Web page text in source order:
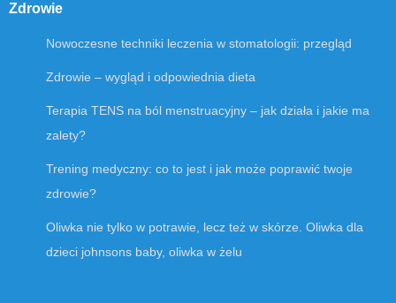
Zdrowie
Nowoczesne techniki leczenia w stomatologii: przegląd
Zdrowie – wygląd i odpowiednia dieta
Terapia TENS na ból menstruacyjny – jak działa i jakie ma
zalety?
Trening medyczny: co to jest i jak może poprawić twoje
zdrowie?
Oliwka nie tylko w potrawie, lecz też w skórze. Oliwka dla
dzieci johnsons baby, oliwka w żelu